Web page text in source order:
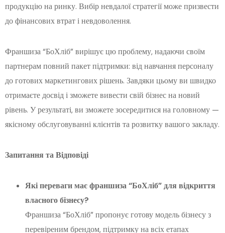
продукцію на ринку. Вибір невдалої стратегії може призвести
до фінансових втрат і невдоволення.
Франшиза “БоХліб” вирішує цю проблему, надаючи своїм
партнерам повний пакет підтримки: від навчання персоналу
до готових маркетингових рішень. Завдяки цьому ви швидко
отримаєте досвід і зможете вивести свій бізнес на новий
рівень. У результаті, ви зможете зосередитися на головному —
якісному обслуговуванні клієнтів та розвитку вашого закладу.
Запитання та Відповіді
Які переваги має франшиза “БоХліб” для відкриття
власного бізнесу?
Франшиза “БоХліб” пропонує готову модель бізнесу з
перевіреним брендом, підтримку на всіх етапах